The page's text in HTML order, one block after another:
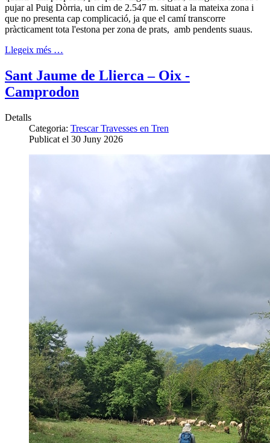
pujar al Puig Dòrria, un cim de 2.547 m. situat a la mateixa zona i
que no presenta cap complicació, ja que el camí transcorre
pràcticament tota l'estona per zona de prats, amb pendents suaus.
Llegeix més …
Sant Jaume de Llierca – Oix -
Camprodon
Detalls
Categoria: Trescar Travesses en Tren
Publicat el 30 Juny 2026